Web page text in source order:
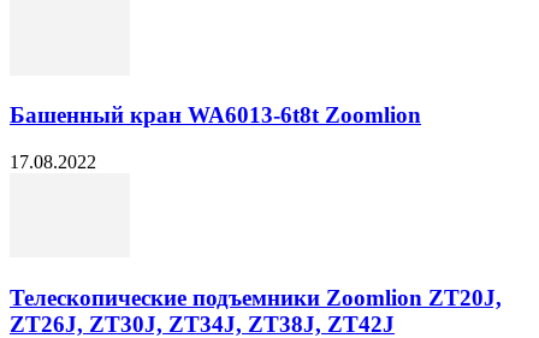
Башенный кран WA6013-6t8t Zoomlion
17.08.2022
Телескопические подъемники Zoomlion ZT20J,
ZT26J, ZT30J, ZT34J, ZT38J, ZT42J